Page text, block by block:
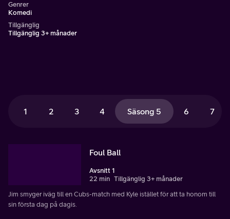
Genrer
Komedi
Tillgänglig
Tillgänglig 3+ månader
1 2 3 4 Säsong 5 6 7
Foul Ball
Avsnitt 1
22 min Tillgänglig 3+ månader
Jim smyger iväg till en Cubs-match med Kyle istället för att ta honom till
sin första dag på dagis.